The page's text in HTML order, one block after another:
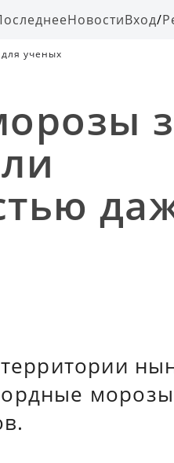
НовостиВход/
ученых